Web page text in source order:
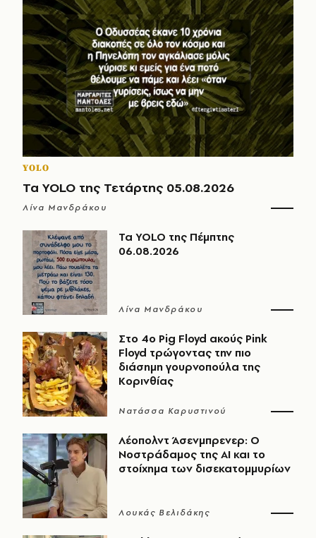
YOLO
Τα YOLO της Τετάρτης 05.08.2026
Λίνα Μανδράκου
Τα YOLO της Πέμπτης
06.08.2026
Λίνα Μανδράκου
Στο 4ο Pig Floyd ακούς Pink
Floyd τρώγοντας την πιο
διάσημη γουρνοπούλα της
Κορινθίας
Νατάσσα Καρυστινού
Λέοπολντ Άσενμπρενερ: Ο
Νοστράδαμος της AI και το
στοίχημα των δισεκατομμυρίων
Λουκάς Βελιδάκης